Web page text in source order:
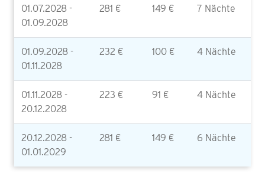
01.07.2028 -
01.09.2028
281 € 149 € 7 Nächte
01.09.2028 -
01.11.2028
232 € 100 € 4 Nächte
01.11.2028 -
20.12.2028
223 € 91 € 4 Nächte
20.12.2028 -
01.01.2029
281 € 149 € 6 Nächte